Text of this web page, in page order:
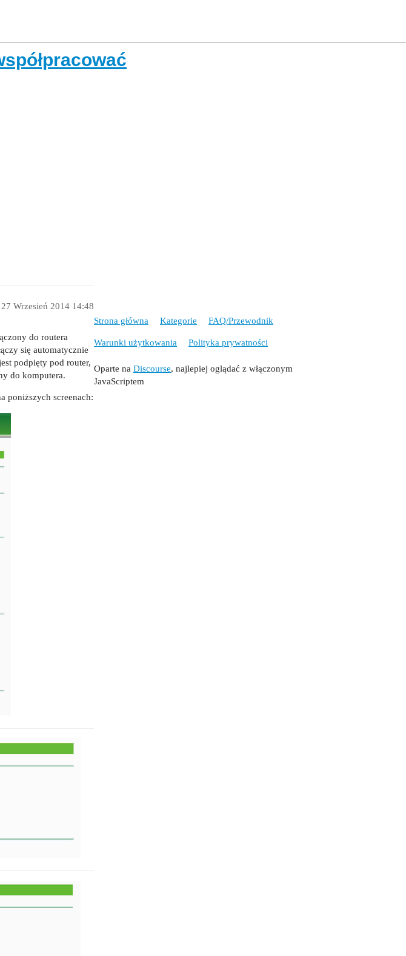
27 Wrzesień 2014 14:48
do routera
się automatycznie
podpięty pod router,
do komputera.
poniższych screenach:
Strona główna Kategorie FAQ/Przewodnik
Warunki użytkowania Polityka prywatności
Oparte na Discourse, najlepiej oglądać z włączonym
JavaScriptem